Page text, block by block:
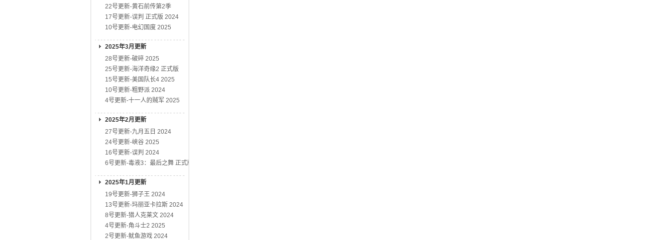
22号更新-黄石前传第2季
17号更新-误判 正式版 2024
10号更新-电幻国度 2025
2025年3月更新
28号更新-破碎 2025
25号更新-海洋奇缘2 正式版
15号更新-美国队长4 2025
10号更新-粗野派 2024
4号更新-十一人的贼军 2025
2025年2月更新
27号更新-九月五日 2024
24号更新-峡谷 2025
16号更新-误判 2024
6号更新-毒液3：最后之舞 正式版
2025年1月更新
19号更新-狮子王 2024
13号更新-玛丽亚卡拉斯 2024
8号更新-猎人克莱文 2024
4号更新-角斗士2 2025
2号更新-鱿鱼游戏 2024